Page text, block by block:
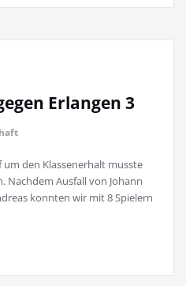
Erlangen 3
den Klassenerhalt musste
Nachdem Ausfall von Johann
konnten wir mit 8 Spielern